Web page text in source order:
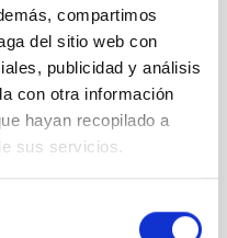
compartimos
del sitio web con
publicidad y análisis
con otra información
hayan recopilado a
sus servicios.